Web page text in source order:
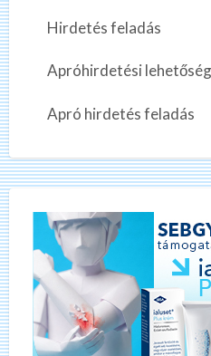
Hirdetés feladás
Apróhirdetési lehetőség
Apró hirdetés feladás